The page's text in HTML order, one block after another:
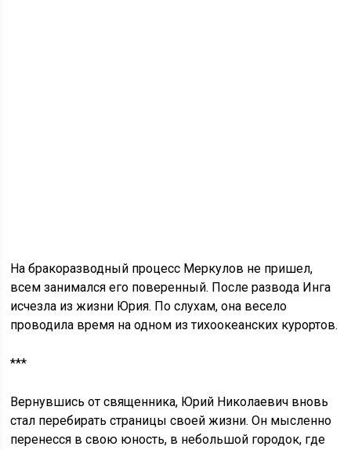
На бракоразводный процесс Меркулов не пришел,
всем занимался его поверенный. После развода Инга
исчезла из жизни Юрия. По слухам, она весело
проводила время на одном из тихоокеанских курортов.
***
Вернувшись от священника, Юрий Николаевич вновь
стал перебирать страницы своей жизни. Он мысленно
перенесся в свою юность, в небольшой городок, где